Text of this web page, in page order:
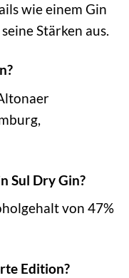
wie einem Gin
Stärken aus.
Sul Dry Gin?
von 47%
Edition?